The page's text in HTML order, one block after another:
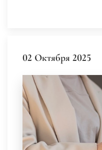
02 Октября 2025